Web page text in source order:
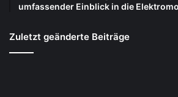
umfassender Einblick in die
Zuletzt geänderte Beiträge